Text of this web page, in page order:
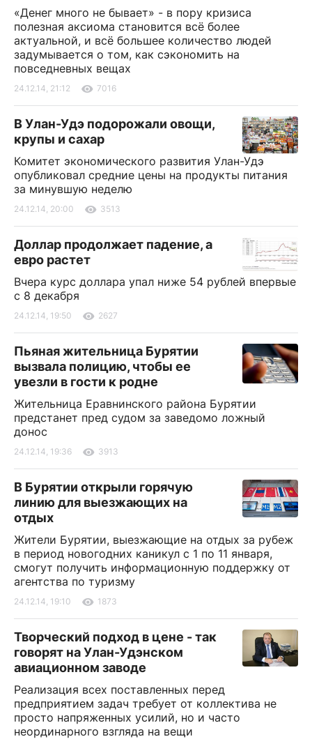
«Денег много не бывает» - в пору кризиса
полезная аксиома становится всё более
актуальной, и всё большее количество людей
задумывается о том, как сэкономить на
повседневных вещах
24.12.14, 21:12 7016
В Улан-Удэ подорожали овощи,
крупы и сахар
Комитет экономического развития Улан-Удэ
опубликовал средние цены на продукты питания
за минувшую неделю
24.12.14, 20:00 3513
Доллар продолжает падение, а
евро растет
Вчера курс доллара упал ниже 54 рублей впервые
с 8 декабря
24.12.14, 19:50 2627
Пьяная жительница Бурятии
вызвала полицию, чтобы ее
увезли в гости к родне
Жительница Еравнинского района Бурятии
предстанет пред судом за заведомо ложный
донос
24.12.14, 19:36 3913
В Бурятии открыли горячую
линию для выезжающих на
отдых
Жители Бурятии, выезжающие на отдых за рубеж
в период новогодних каникул с 1 по 11 января,
смогут получить информационную поддержку от
агентства по туризму
24.12.14, 19:10 1873
Творческий подход в цене - так
говорят на Улан-Удэнском
авиационном заводе
Реализация всех поставленных перед
предприятием задач требует от коллектива не
просто напряженных усилий, но и часто
неординарного взгляда на вещи